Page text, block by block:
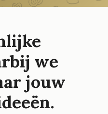
we
jouw